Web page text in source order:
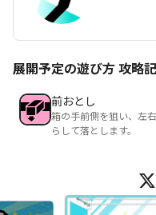
展開予定の遊び方 攻略
前おとし
箱の手前側を狙い、左
らして落とします。